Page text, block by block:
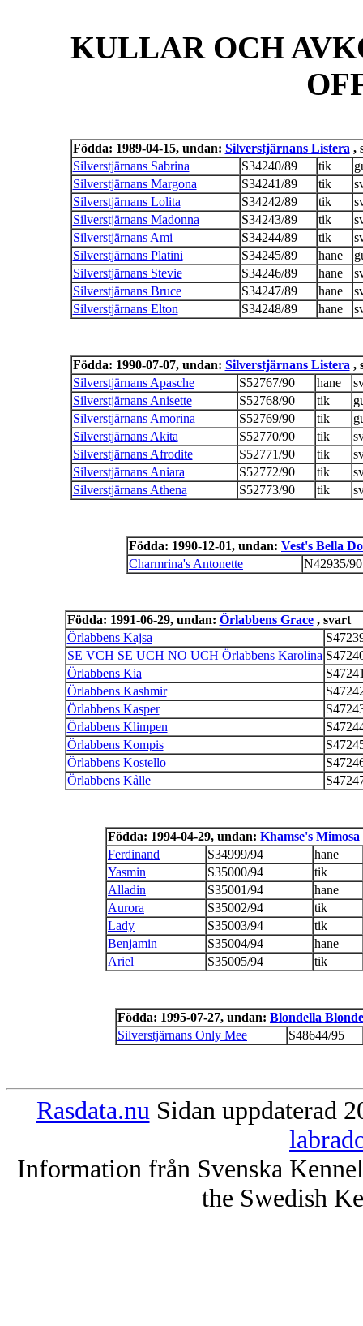
KULLAR OCH
Födda: 1989-04-15, undan: Silverstjärnans Listera ,
Silverstjärnans Sabrina
S34240/89 tik
Silverstjärnans Margona
S34241/89 tik
Silverstjärnans Lolita
S34242/89 tik
Silverstjärnans Madonna
S34243/89 tik
Silverstjärnans Ami
S34244/89 tik
Silverstjärnans Platini
S34245/89 hane
Silverstjärnans Stevie
S34246/89 hane
Silverstjärnans Bruce
S34247/89 hane
Silverstjärnans Elton
S34248/89 hane
Födda: 1990-07-07, undan: Silverstjärnans Listera ,
Silverstjärnans Apasche
S52767/90 hane
Silverstjärnans Anisette
S52768/90 tik
Silverstjärnans Amorina
S52769/90 tik
Silverstjärnans Akita
S52770/90 tik
Silverstjärnans Afrodite
S52771/90 tik
Silverstjärnans Aniara
S52772/90 tik
Silverstjärnans Athena
S52773/90 tik
Födda: 1990-12-01, undan: Vest's Bella
Charmrina's Antonette
N42935/90
Födda: 1991-06-29, undan: Örlabbens Grace, svart
Örlabbens Kajsa
SE VCH SE UCH NO UCH Örlabbens Karolina
Örlabbens Kia
Örlabbens Kashmir
Örlabbens Kasper
Örlabbens Klimpen
Örlabbens Kompis
Örlabbens Kostello
Örlabbens Kålle
Födda: 1994-04-29, undan: Khamse's Mimosa
Ferdinand
S34999/94
hane
Yasmin
S35000/94
tik
Alladin
S35001/94
hane
Aurora
S35002/94
tik
Lady
S35003/94
tik
Benjamin
S35004/94
hane
Ariel
S35005/94 tik
Födda: 1995-07-27, undan: Blondella
Silverstjärnans Only Mee
S48644/95
Rasdata.nu Sidan uppdaterad
Information från Svenska
the Swedish